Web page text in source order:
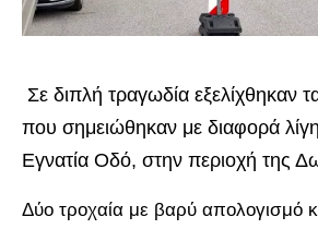
Σε διπλή τραγωδία εξελίχθηκαν
που σημειώθηκαν με διαφορά
Εγνατία Οδό, στην περιοχή της
Δύο τροχαία με βαρύ απολογισμό